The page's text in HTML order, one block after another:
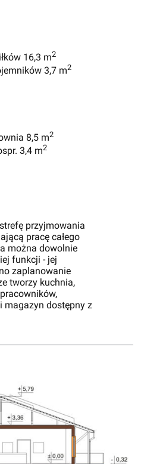
16,3 m2
3,7 m2
8,5 m2
3,4 m2
przyjmowania
pracę całego
można dowolnie
funkcji - jej
zaplanowanie
tworzy kuchnia,
magazyn dostępny z